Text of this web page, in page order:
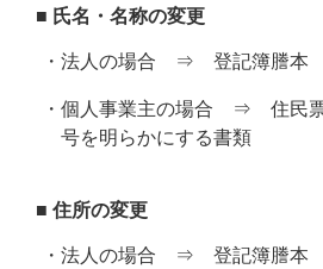
■ 氏名・名称の変更
・法人の場合 ⇒ 登記簿謄本
・個人事業主の場合 ⇒ 住民
号を明らかにする書類
■ 住所の変更
・法人の場合 ⇒ 登記簿謄本